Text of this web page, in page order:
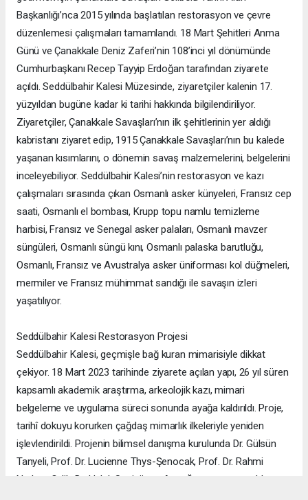
Başkanlığı’nca 2015 yılında başlatılan restorasyon ve çevre
düzenlemesi çalışmaları tamamlandı. 18 Mart Şehitleri Anma
Günü ve Çanakkale Deniz Zaferi’nin 108’inci yıl dönümünde
Cumhurbaşkanı Recep Tayyip Erdoğan tarafından ziyarete
açıldı. Seddülbahir Kalesi Müzesinde, ziyaretçiler kalenin 17.
yüzyıldan bugüne kadar ki tarihi hakkında bilgilendiriliyor.
Ziyaretçiler, Çanakkale Savaşları’nın ilk şehitlerinin yer aldığı
kabristanı ziyaret edip, 1915 Çanakkale Savaşları’nın bu kalede
yaşanan kısımlarını, o dönemin savaş malzemelerini, belgelerini
inceleyebiliyor. Seddülbahir Kalesi’nin restorasyon ve kazı
çalışmaları sırasında çıkan Osmanlı asker künyeleri, Fransız cep
saati, Osmanlı el bombası, Krupp topu namlu temizleme
harbisi, Fransız ve Senegal asker palaları, Osmanlı mavzer
süngüleri, Osmanlı süngü kını, Osmanlı palaska barutluğu,
Osmanlı, Fransız ve Avustralya asker üniforması kol düğmeleri,
mermiler ve Fransız mühimmat sandığı ile savaşın izleri
yaşatılıyor.
Seddülbahir Kalesi Restorasyon Projesi
Seddülbahir Kalesi, geçmişle bağ kuran mimarisiyle dikkat
çekiyor. 18 Mart 2023 tarihinde ziyarete açılan yapı, 26 yıl süren
kapsamlı akademik araştırma, arkeolojik kazı, mimari
belgeleme ve uygulama süreci sonunda ayağa kaldırıldı. Proje,
tarihî dokuyu korurken çağdaş mimarlık ilkeleriyle yeniden
işlevlendirildi. Projenin bilimsel danışma kurulunda Dr. Gülsün
Tanyeli, Prof. Dr. Lucienne Thys-Şenocak, Prof. Dr. Rahmi
Nurhan Çelik, Dr. Haluk Sesigür ve Arzu Özsavaşcı yer aldı.